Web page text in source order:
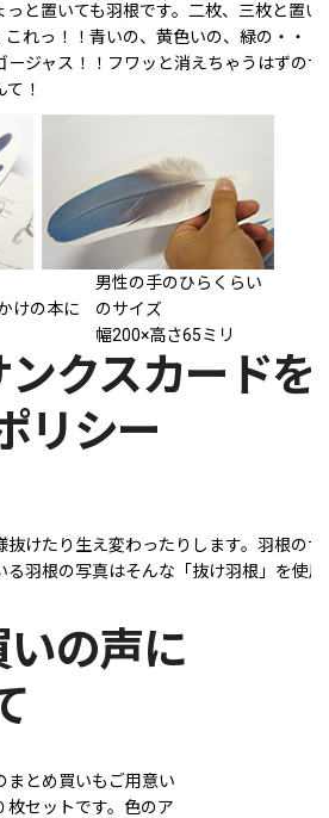
っと置いても羽根です。二枚、三枚と置い
これっ！！青いの、黄色いの、緑の・・・
ージャス！！フワッと消えちゃうはずの
！
けの本に
男性の手のひらくらい
のサイズ
幅200×高さ65ミリ
クスカードを
リシー
抜けたり生え変わったりします。羽根のサ
る羽根の写真はそんな「抜け羽根」を使用
の声に
まとめ買いもご用意い
枚セットです。色のア